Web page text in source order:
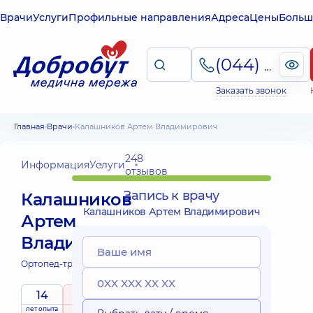
ВрачиУслугиПрофильные направленияАдресаЦены
(044) 495-2-888
Заказать звонок
Главная Врачи Калашников Артем Владимирович
ИнформацияУслуги248
отзывов
Калашников
Артем
Владимирович
Ортопед-травматолог;
14
лет опыта
5 / 5
рейтингна основе
Запись к врачу
Калашников Артем Владимирович